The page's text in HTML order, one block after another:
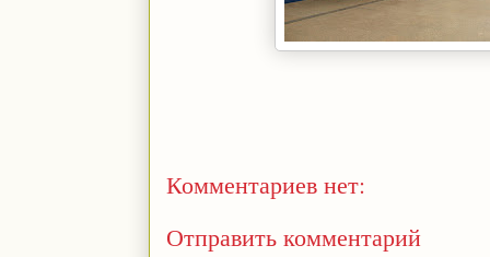
Комментариев нет:
Отправить комментарий